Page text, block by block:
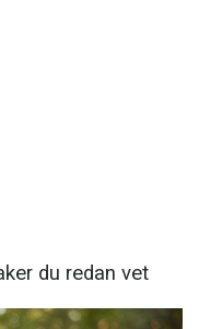
du redan vet